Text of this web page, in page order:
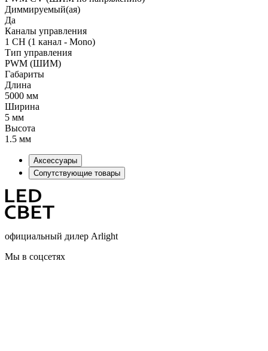
Диммируемый(ая)
Да
Каналы управления
1 CH (1 канал - Mono)
Тип управления
PWM (ШИМ)
Габариты
Длина
5000 мм
Ширина
5 мм
Высота
1.5 мм
Аксессуары
Сопутствующие товары
официальный дилер Arlight
Мы в соцсетях